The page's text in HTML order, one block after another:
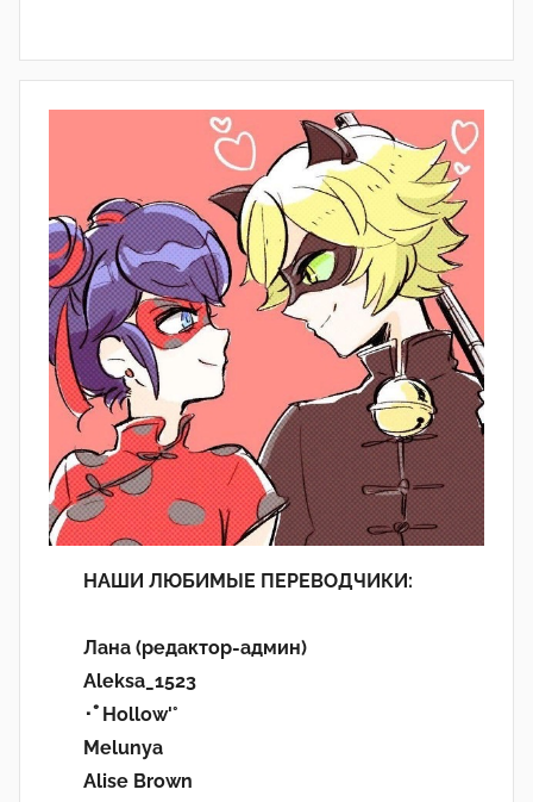
НАШИ ЛЮБИМЫЕ ПЕРЕВОДЧИКИ:
Лана (редактор-админ)
Aleksa_1523
･ﾟHollow'°
Melunya
Alise Brown